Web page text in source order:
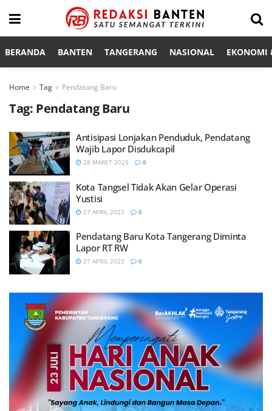
BERANDA BANTEN TANGERANG NASIONAL EKONOMI
Home Tag Pendatang Baru
Tag: Pendatang Baru
Antisipasi Lonjakan Penduduk, Pendatang
Wajib Lapor Disdukcapil
28 MARET 2025 0
Kota Tangsel Tidak Akan Gelar Operasi
Yustisi
27 APRIL 2023 0
Pendatang Baru Kota Tangerang Diminta
Lapor RT RW
27 APRIL 2023 0